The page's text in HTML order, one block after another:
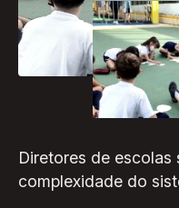
Diretores de escolas
complexidade do